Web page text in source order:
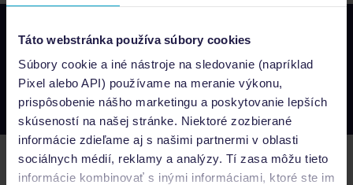
Táto webstránka používa súbory cookies
Súbory cookie a iné nástroje na sledovanie (napríklad
Pixel alebo API) používame na meranie výkonu,
prispôsobenie nášho marketingu a poskytovanie lepších
skúseností na našej stránke. Niektoré zozbierané
informácie zdieľame aj s našimi partnermi v oblasti
sociálnych médií, reklamy a analýzy. Tí zasa môžu tieto
informácie kombinovať s inými informáciami, ktoré ste im
info@porovnajto.sk
Zavolajte nám
0800 400 300
Poistenie